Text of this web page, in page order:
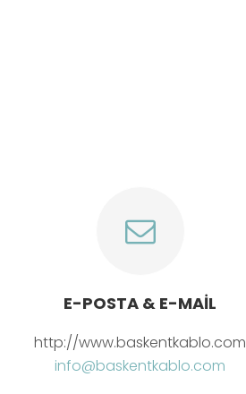
E-POSTA & E-MAIL
http://www.baskentkablo.com
info@baskentkablo.com